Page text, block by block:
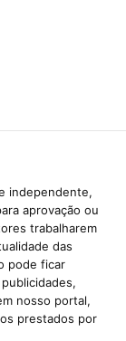
independente,
aprovação ou
trabalharem
das
pode ficar
nosso portal,
prestados por